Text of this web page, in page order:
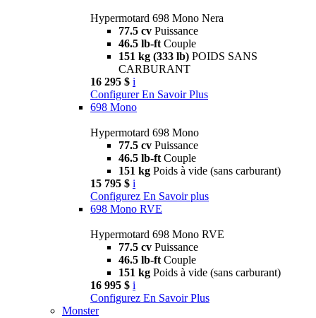
Hypermotard 698 Mono Nera
77.5 cv Puissance
46.5 lb-ft Couple
151 kg (333 lb) POIDS SANS
CARBURANT
16 295 $ i
Configurer En Savoir Plus
698 Mono
Hypermotard 698 Mono
77.5 cv Puissance
46.5 lb-ft Couple
151 kg Poids à vide (sans carburant)
15 795 $ i
Configurez En Savoir plus
698 Mono RVE
Hypermotard 698 Mono RVE
77.5 cv Puissance
46.5 lb-ft Couple
151 kg Poids à vide (sans carburant)
16 995 $ i
Configurez En Savoir Plus
Monster